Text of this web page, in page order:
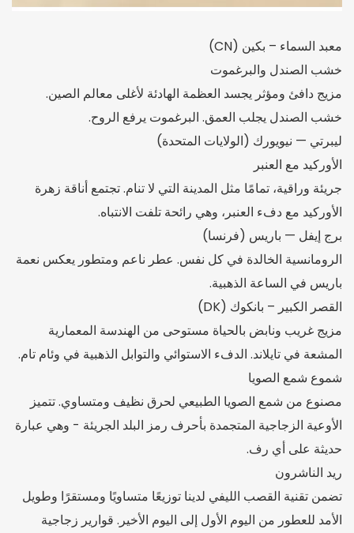
معبد السماء – بكين (CN)
خشب الصندل والبرغموت
مزيج دافئ ومؤثر يجسد العظمة الهادئة لأغلى معالم الصين.
خشب الصندل يجلب العمق. البرغموت يرفع الروح.
ليبرتي — نيويورك (الولايات المتحدة)
الأوركيد مع العنبر
جريئة وراقية، تمامًا مثل المدينة التي لا تنام. تجتمع أناقة زهرة
الأوركيد مع دفء العنبر، وهي رائحة تلفت الانتباه.
برج إيفل — باريس (فرنسا)
الرومانسية الخالدة في كل نفس. عطر ناعم ومتطور يعكس نعمة
باريس في الساعة الذهبية.
القصر الكبير – بانكوك (DK)
مزيج غريب ونابض بالحياة مستوحى من الهندسة المعمارية
المشعة في تايلاند. الدفء الاستوائي والتوابل الذهبية في وئام تام.
شموع شمع الصويا
مصنوع من شمع الصويا الطبيعي لحرق نظيف ومتساوي. تتميز
الأوعية الزجاجية المتجمدة بأحرف رمز البلد الجريئة - وهي عبارة
حديثة على أي رف.
ريد الناشرون
تضمن تقنية القصب الليفي لدينا توزيعًا متساويًا ومستقرًا وطويل
الأمد للعطور من اليوم الأول إلى اليوم الأخير. قوارير زجاجية